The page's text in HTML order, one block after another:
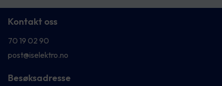
Kontakt oss
70 19 02 90
post@iselektro.no
Besøksadresse